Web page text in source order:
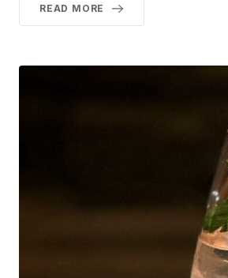
READ MORE